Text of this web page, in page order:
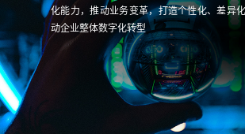
化能力，推动业务变革，打造个性化、差异
动企业整体数字化转型